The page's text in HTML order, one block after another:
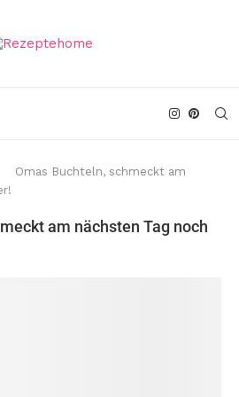
Omas Buchteln, schmeckt am
am nächsten Tag noch